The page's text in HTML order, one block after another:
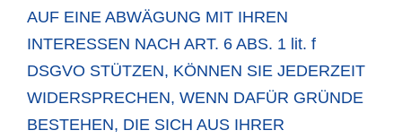
AUF EINE ABWÄGUNG MIT IHREN
INTERESSEN NACH ART. 6 ABS. 1 lit. f
DSGVO STÜTZEN, KÖNNEN SIE JEDERZEIT
WIDERSPRECHEN, WENN DAFÜR GRÜNDE
BESTEHEN, DIE SICH AUS IHRER